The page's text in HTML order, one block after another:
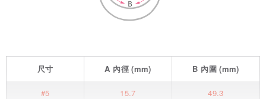
尺寸 A 內徑(mm) B 內圍(mm)
#5 15.7 49.3